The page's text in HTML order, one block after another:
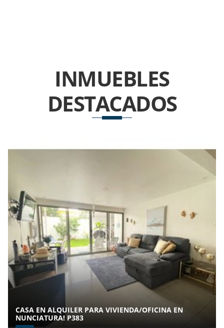
INMUEBLES
DESTACADOS
CASA EN ALQUILER PARA VIVIENDA/OFICINA EN
NUNCIATURA! P383